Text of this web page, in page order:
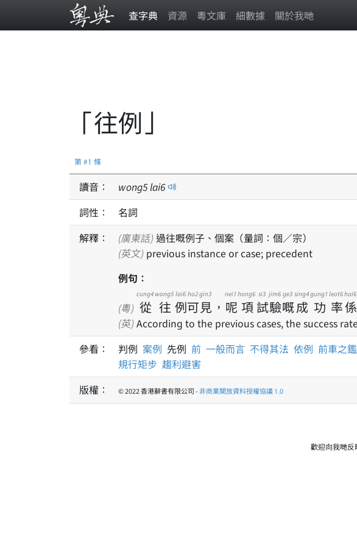
查字典 資源 粵文庫 細數據 關於我哋
「往例」
第 #1 條
讀音： wong5lai6
詞性：
名詞
解釋：
(廣東話) 過往嘅例子、個案（量詞：個／宗）
(英文) previous instance or case; precedent
例句：
(粵) 從
cung4
往
wong5
例
lai6
可
ho2
見
gin3
， 呢
nei1
項
hong6
試
si3
驗
jim6
嘅
ge3
成
sing4
功
gung1
率
leot6
係
hai6
(英) According to the previous cases, the success
參看：
判例 案例 先例 前 一般而言 不得其法 依例 前車之鑑
規行矩步 趨利避害
版權： © 2022 香港辭書有限公司 -非商業開放資料授權協議 1.0
歡迎向我哋反